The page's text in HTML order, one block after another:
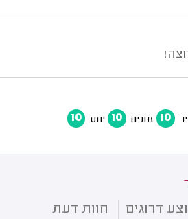
10 זמנים 10 יחס 10
דרוגים חוות דעת